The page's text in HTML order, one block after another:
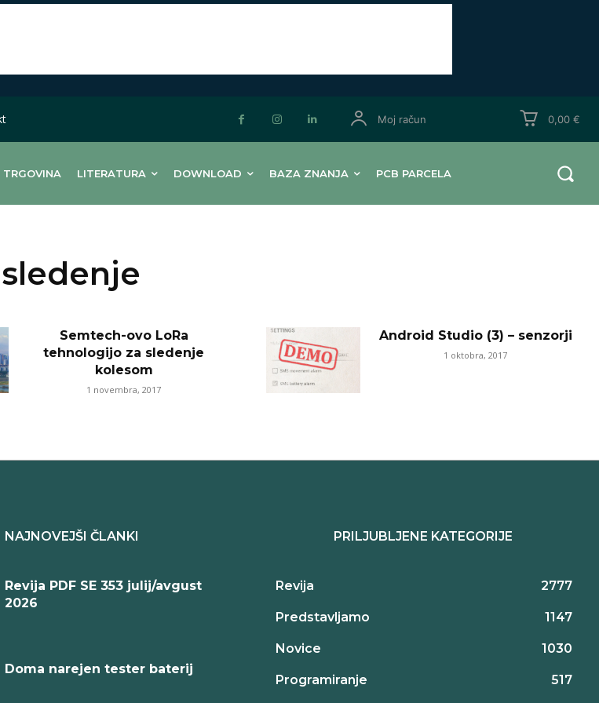
Moj račun 0,00 €
TRGOVINA LITERATURA DOWNLOAD BAZA ZNANJA PCB PARCELA
sledenje
Semtech-ovo LoRa
tehnologijo za sledenje
kolesom
1 novembra, 2017
Android Studio (3) – senzorji
1 oktobra, 2017
NAJNOVEJŠI ČLANKI
Revija PDF SE 353 julij/avgust
2026
Doma narejen tester baterij
PRILJUBLJENE KATEGORIJE
Revija 2777
Predstavljamo 1147
Novice 1030
Programiranje 517